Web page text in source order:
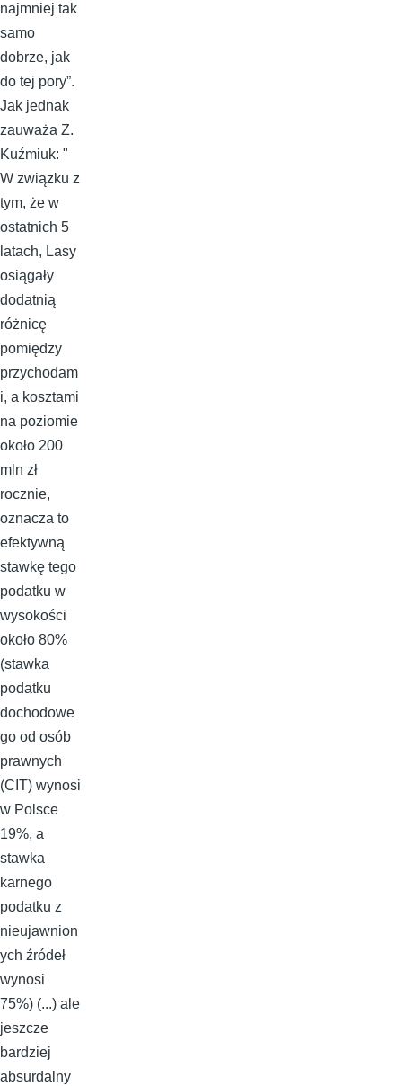
najmniej tak
samo
dobrze, jak
do tej pory”.
Jak jednak
zauważa Z.
Kuźmiuk: "
W związku z
tym, że w
ostatnich 5
latach, Lasy
osiągały
dodatnią
różnicę
pomiędzy
przychodam
i, a kosztami
na poziomie
około 200
mln zł
rocznie,
oznacza to
efektywną
stawkę tego
podatku w
wysokości
około 80%
(stawka
podatku
dochodowe
go od osób
prawnych
(CIT) wynosi
w Polsce
19%, a
stawka
karnego
podatku z
nieujawnion
ych źródeł
wynosi
75%) (...) ale
jeszcze
bardziej
absurdalny